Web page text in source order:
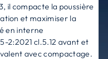
il compacte la poussière
et maximiser la
en interne
2:2021 cl.5.12 avant et
avec compactage.